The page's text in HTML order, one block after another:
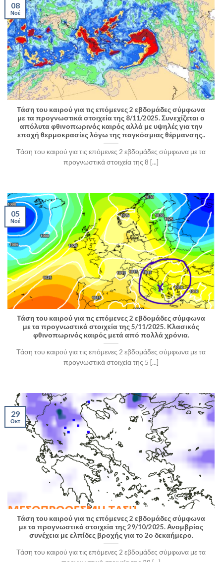
Τάση του καιρού για τις επόμενες 2 εβδομάδες σύμφωνα
με τα προγνωστικά στοιχεία της 8/11/2025. Συνεχίζεται ο
απόλυτα φθινοπωρινός καιρός αλλά με υψηλές για την
εποχή θερμοκρασίες λόγω της παγκόσμιας θέρμανσης..
Τάση του καιρού για τις επόμενες 2 εβδομάδες σύμφωνα με τα
προγνωστικά στοιχεία της 8 [...]
08
Νοέ
Τάση του καιρού για τις επόμενες 2 εβδομάδες σύμφωνα
με τα προγνωστικά στοιχεία της 5/11/2025. Κλασικός
φθινοπωρινός καιρός μετά από πολλά χρόνια.
Τάση του καιρού για τις επόμενες 2 εβδομάδες σύμφωνα με τα
προγνωστικά στοιχεία της 5 [...]
05
Νοέ
Τάση του καιρού για τις επόμενες 2 εβδομάδες σύμφωνα
με τα προγνωστικά στοιχεία της 29/10/2025. Ανομβρίας
συνέχεια με ελπίδες βροχής για το 2ο δεκαήμερο.
Τάση του καιρού για τις επόμενες 2 εβδομάδες σύμφωνα με τα
29
Οκτ